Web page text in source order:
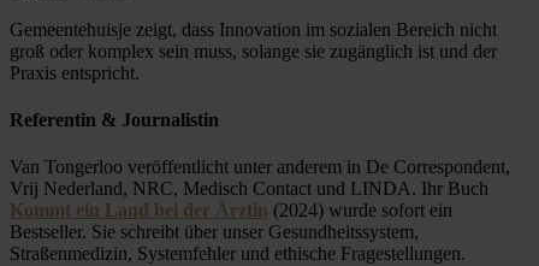
Gemeentehuisje zeigt, dass Innovation im sozialen Bereich nicht
groß oder komplex sein muss, solange sie zugänglich ist und der
Praxis entspricht.
Referentin & Journalistin
Van Tongerloo veröffentlicht unter anderem in De Correspondent,
Vrij Nederland, NRC, Medisch Contact und LINDA. Ihr Buch
Kommt ein Land bei der Ärztin (2024) wurde sofort ein
Bestseller. Sie schreibt über unser Gesundheitssystem,
Straßenmedizin, Systemfehler und ethische Fragestellungen.